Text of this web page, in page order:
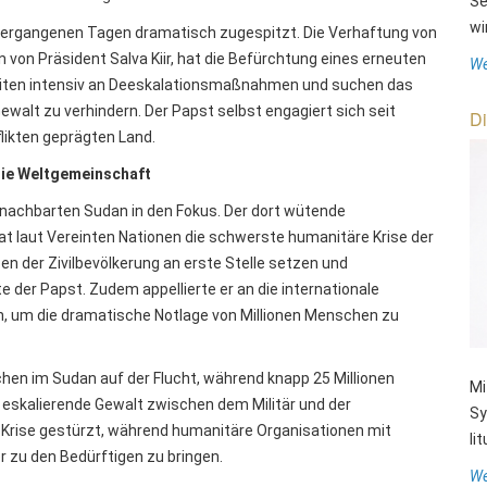
Tagen dramatisch zugespitzt. Die Verhaftung von
von Präsident Salva Kiir, hat die Befürchtung eines erneuten
intensiv an Deeskalationsmaßnahmen und suchen das
zu verhindern. Der Papst selbst engagiert sich seit
geprägten Land.
Weltgemeinschaft
Sudan in den Fokus. Der dort wütende
laut Vereinten Nationen die schwerste humanitäre Krise der
der Zivilbevölkerung an erste Stelle setzen und
der Papst. Zudem appellierte er an die internationale
die dramatische Notlage von Millionen Menschen zu
im Sudan auf der Flucht, während knapp 25 Millionen
Gewalt zwischen dem Militär und der
gestürzt, während humanitäre Organisationen mit
den Bedürftigen zu bringen.